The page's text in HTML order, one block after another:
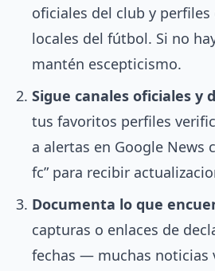
oficiales del club y
locales del fútbol. Si no
mantén escepticismo.
Sigue canales oficiales y
tus favoritos perfiles
a alertas en Google News
fc” para recibir
Documenta lo que
capturas o enlaces de
fechas — muchas noticias